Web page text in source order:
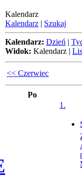
Kalendarz
Kalendarz | Szukaj
Kalendarz: Dzień |
Widok: Kalendarz |
<< Czerwiec
Po
1.